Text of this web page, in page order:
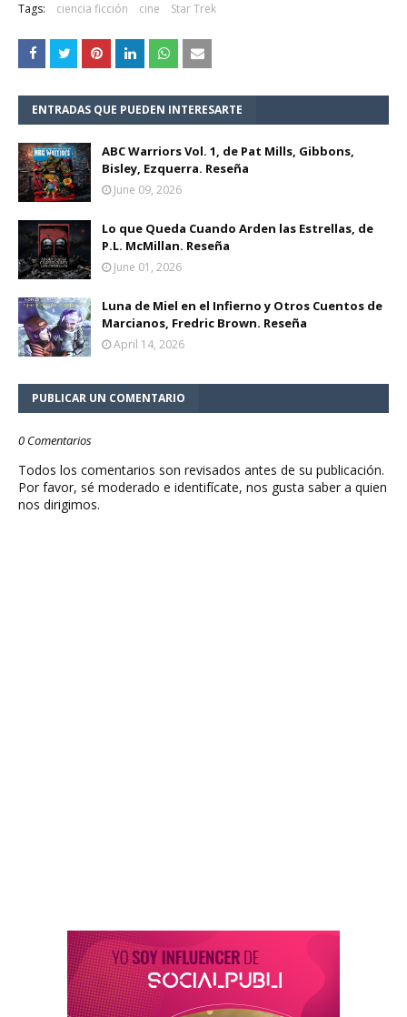
Tags: ciencia ficción cine Star Trek
ENTRADAS QUE PUEDEN INTERESARTE
ABC Warriors Vol. 1, de Pat Mills, Gibbons,
Bisley, Ezquerra. Reseña
June 09, 2026
Lo que Queda Cuando Arden las Estrellas, de
P.L. McMillan. Reseña
June 01, 2026
Luna de Miel en el Infierno y Otros Cuentos de
Marcianos, Fredric Brown. Reseña
April 14, 2026
PUBLICAR UN COMENTARIO
0 Comentarios
Todos los comentarios son revisados antes de su publicación.
Por favor, sé moderado e identifícate, nos gusta saber a quien
nos dirigimos.